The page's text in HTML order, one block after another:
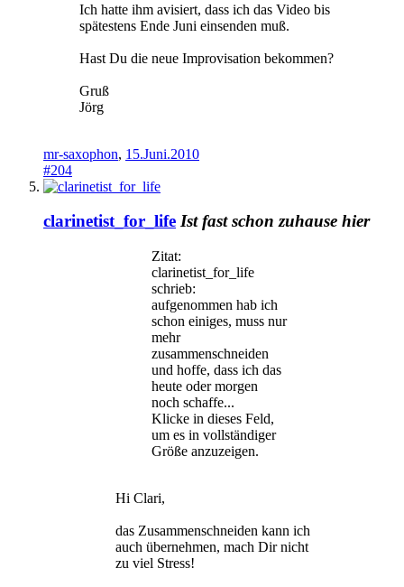
Ich hatte ihm avisiert, dass ich das Video bis
spätestens Ende Juni einsenden muß.
Hast Du die neue Improvisation bekommen?
Gruß
Jörg
mr-saxophon, 15.Juni.2010
#204
clarinetist_for_life Ist fast schon zuhause hier
Zitat:
clarinetist_for_life
schrieb:
aufgenommen hab ich
schon einiges, muss nur
mehr
zusammenschneiden
und hoffe, dass ich das
heute oder morgen
noch schaffe...
Klicke in dieses Feld,
um es in vollständiger
Größe anzuzeigen.
Hi Clari,
das Zusammenschneiden kann ich
auch übernehmen, mach Dir nicht
zu viel Stress!